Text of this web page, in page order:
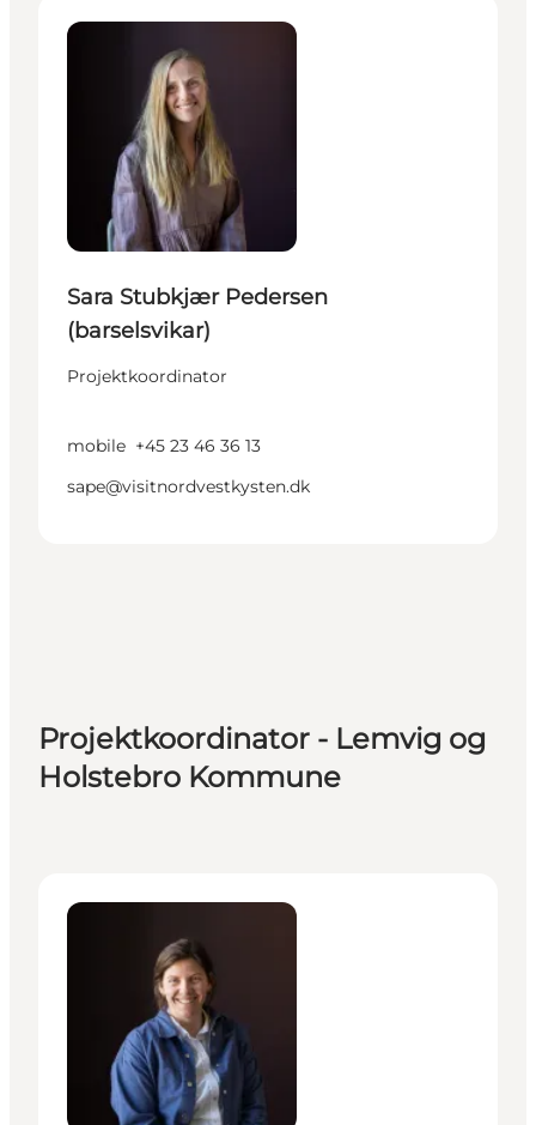
Sara Stubkjær Pedersen
(barselsvikar)
Projektkoordinator
mobile +45 23 46 36 13
sape@visitnordvestkysten.dk
Projektkoordinator - Lemvig og
Holstebro Kommune